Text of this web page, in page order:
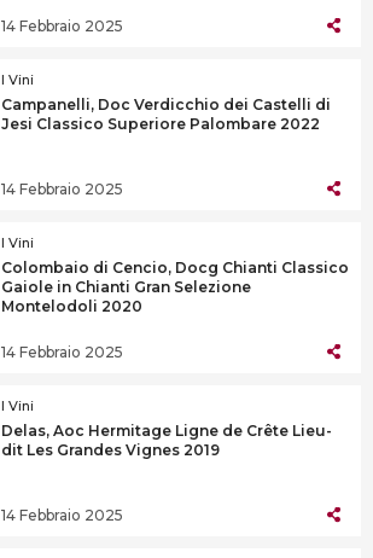
14 Febbraio 2025
I Vini
Campanelli, Doc Verdicchio dei Castelli di
Jesi Classico Superiore Palombare 2022
14 Febbraio 2025
I Vini
Colombaio di Cencio, Docg Chianti Classico
Gaiole in Chianti Gran Selezione
Montelodoli 2020
14 Febbraio 2025
I Vini
Delas, Aoc Hermitage Ligne de Crête Lieu-
dit Les Grandes Vignes 2019
14 Febbraio 2025